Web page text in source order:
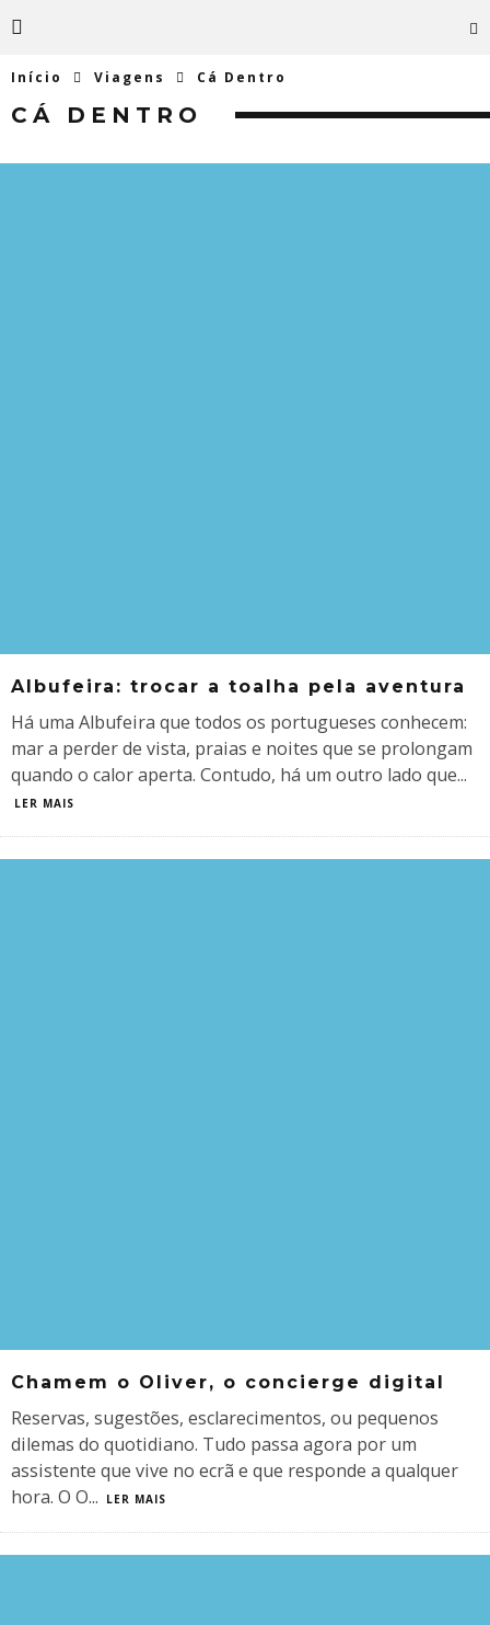
Início Viagens Cá Dentro
CÁ DENTRO
Albufeira: trocar a toalha pela aventura
Há uma Albufeira que todos os portugueses conhecem:
mar a perder de vista, praias e noites que se prolongam
quando o calor aperta. Contudo, há um outro lado que...
LER MAIS
Chamem o Oliver, o concierge digital
Reservas, sugestões, esclarecimentos, ou pequenos
dilemas do quotidiano. Tudo passa agora por um
assistente que vive no ecrã e que responde a qualquer
hora. O O... LER MAIS